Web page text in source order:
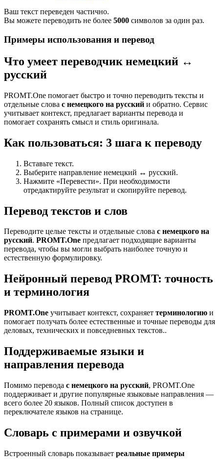
Ваш текст переведен частично.
Вы можете переводить не более 5000 символов за один раз.
Примеры использования и перевод
Что умеет переводчик немецкий ↔
русский
PROMT.One помогает быстро и точно переводить тексты и
отдельные слова с немецкого на русский и обратно. Сервис
учитывает контекст, предлагает варианты перевода и
помогает сохранять смысл и стиль оригинала.
Как пользоваться: 3 шага к переводу
Вставьте текст.
Выберите направление немецкий ↔ русский.
Нажмите «Перевести». При необходимости
отредактируйте результат и скопируйте перевод.
Перевод текстов и слов
Переводите целые тексты и отдельные слова с немецкого на
русский. PROMT.One предлагает подходящие варианты
перевода, чтобы вы могли выбрать наиболее точную и
естественную формулировку.
Нейронный перевод PROMT: точность
и терминология
PROMT.One учитывает контекст, сохраняет терминологию и
помогает получать более естественные и точные переводы для
деловых, технических и повседневных текстов..
Поддерживаемые языки и
направления перевода
Помимо перевода с немецкого на русский, PROMT.One
поддерживает и другие популярные языковые направления —
всего более 20 языков. Полный список доступен в
переключателе языков на странице.
Словарь с примерами и озвучкой
Встроенный словарь показывает реальные примеры